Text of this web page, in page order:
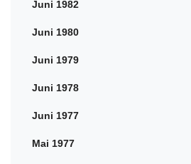
Juni 1982
Juni 1980
Juni 1979
Juni 1978
Juni 1977
Mai 1977